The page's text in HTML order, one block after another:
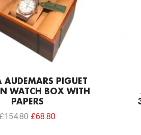
AUDEMARS PIGUET
WATCH BOX WITH
PAPERS
154.80 £68.80